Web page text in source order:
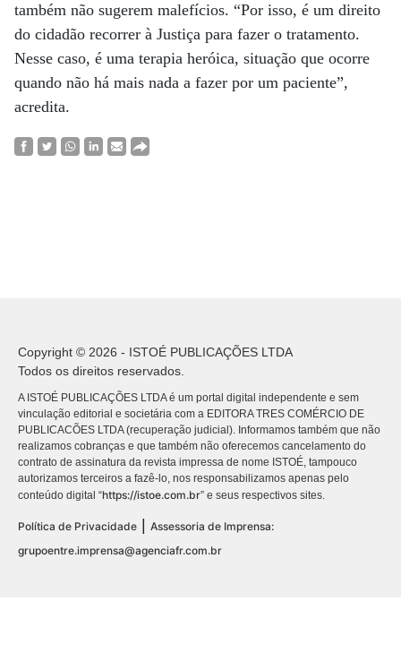
também não sugerem malefícios. “Por isso, é um direito
do cidadão recorrer à Justiça para fazer o tratamento.
Nesse caso, é uma terapia heróica, situação que ocorre
quando não há mais nada a fazer por um paciente”,
acredita.
Copyright © 2026 - ISTOÉ PUBLICAÇÕES LTDA
Todos os direitos reservados.
A ISTOÉ PUBLICAÇÕES LTDA é um portal digital independente e sem
vinculação editorial e societária com a EDITORA TRES COMÉRCIO DE
PUBLICACÕES LTDA (recuperação judicial). Informamos também que não
realizamos cobranças e que também não oferecemos cancelamento do
contrato de assinatura da revista impressa de nome ISTOÉ, tampouco
autorizamos terceiros a fazê-lo, nos responsabilizamos apenas pelo
conteúdo digital “https://istoe.com.br” e seus respectivos sites.
Política de Privacidade
Assessoria de Imprensa:
grupoentre.imprensa@agenciafr.com.br